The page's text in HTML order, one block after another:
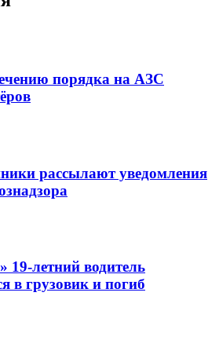
порядка на АЗС
рассылают уведомления
19-летний водитель
в грузовик и погиб